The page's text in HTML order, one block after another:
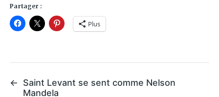
Partager :
Plus
←
Saint Levant se sent comme Nelson
Mandela